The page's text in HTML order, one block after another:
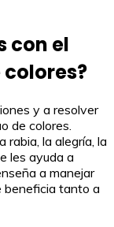
con el
y a resolver
de colores.
rabia, la alegría, la
les ayuda a
a manejar
beneficia tanto a